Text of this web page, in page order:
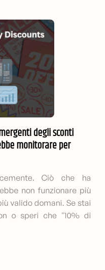
degli sconti
monitorare per
Ciò che ha
non funzionare più
valido domani. Se stai
o speri che "10% di